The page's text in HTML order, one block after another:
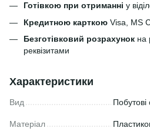
Готівкою при отриманні у
Кредитною карткою Visa, MS
Безготівковий розрахунок на
реквізитами
Характеристики
Вид Побутові
Матеріал